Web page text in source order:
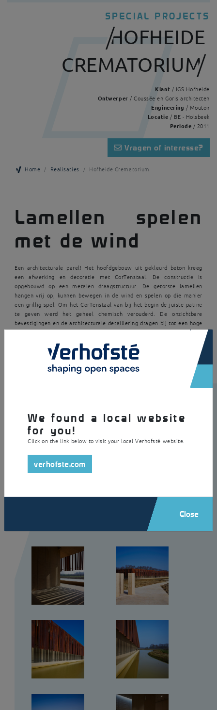
SPECIAL PROJECTS
HOFHEIDE
CREMATORIUM
Klant / IGS Hofheide
Ontwerper / Coussée en Goris architecten
Engineering / Mouton
Locatie / BE - Holsbeek
Periode / 2011
Vragen of interesse?
Home Realisaties Hofheide Crematorium
Lamellen spelen
met de wind
Een architecturale parel! Het hoofdgebouw uit gekleurd beton kreeg
een afwerking en decoratie met CorTenstaal. De constructie is
opgebouwd op een metalen draagstructuur. De getorste lamellen
hangen vrij op, kunnen bewegen in de wind en spelen op die manier
een grillig spel. Om het CorTenstaal van bij het begin de juiste patine
te geven werd het geheel chemisch verouderd. De onzichtbare
bevestigingen en de architecturale detaillering dragen bij tot een hoge
afwerkingsgraad.
×
We found a local website
for you!
Click on the link below to visit your local Verhofsté website.
verhofste.com
Close